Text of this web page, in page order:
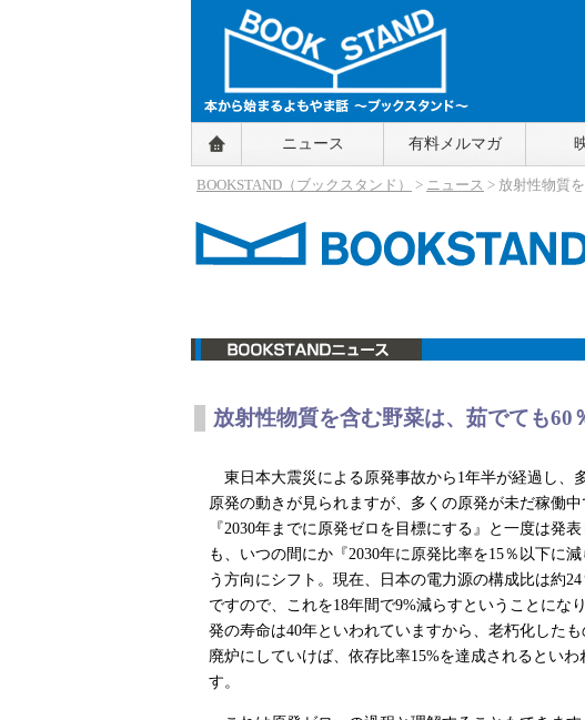
BOOKSTAND（ブックスタンド）
～本から始まるよもやま話～
BOOKSTAND（ブ
ニュース 有料メルマガ
BOOKSTAND（ブックスタンド） > ニュース > 放射性物質
放射性物質を含む野菜は、茹でても60
東日本大震災による原発事故から1年半が経過し、
原発の動きが見られますが、多くの原発が未だ稼働中
『2030年までに原発ゼロを目標にする』と一度は発
も、いつの間にか『2030年に原発比率を15％以下に
う方向にシフト。現在、日本の電力源の構成比は約24
ですので、これを18年間で9%減らすということにな
発の寿命は40年といわれていますから、老朽化したも
廃炉にしていけば、依存比率15%を達成されるといわ
す。